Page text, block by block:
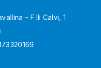
– F.lli Calvi, 1